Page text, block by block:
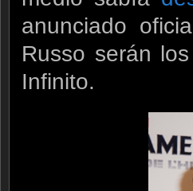
anunciado
Russo serán
Infinito.